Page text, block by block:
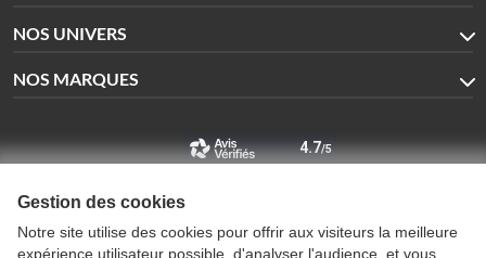
NOS UNIVERS
NOS MARQUES
Glinche Automobiles
Gestion des cookies
Notre site utilise des cookies pour offrir aux visiteurs la meilleure
expérience utilisateur possible, d'analyser l'audience, et vous